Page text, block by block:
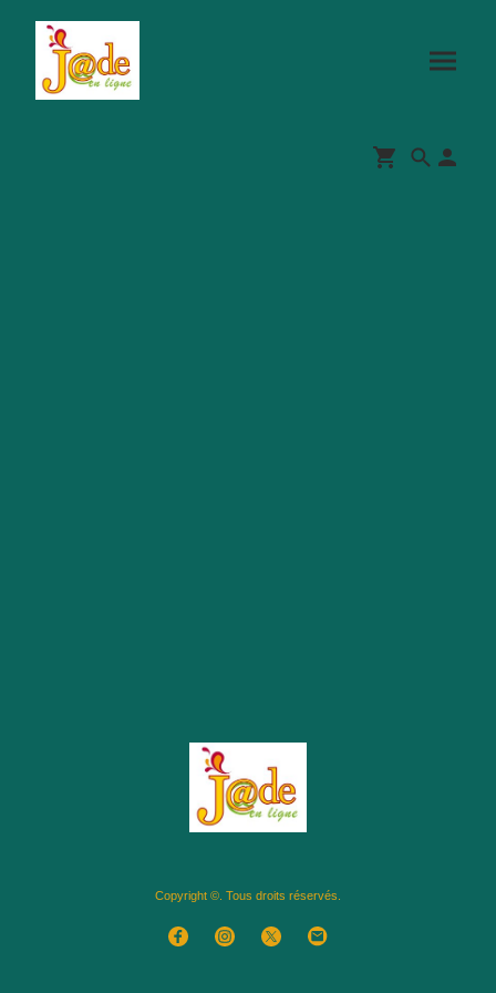
Copyright ©. Tous droits réservés.